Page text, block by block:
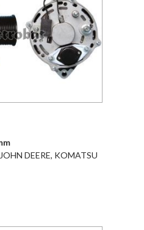
DEERE, KOMATSU